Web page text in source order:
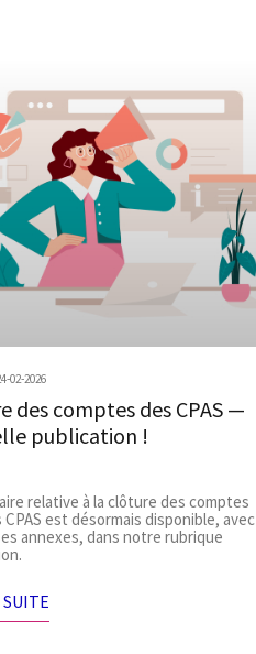
des comptes des CPAS —
publication !
02-2026
relative à la clôture des comptes
CPAS est désormais disponible, avec
annexes, dans notre rubrique